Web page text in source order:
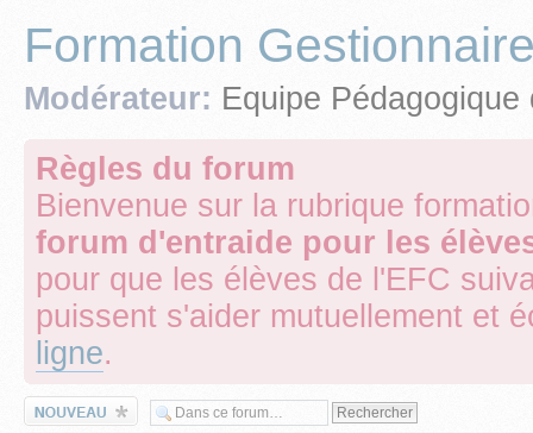
Formation
Modérateur: Equipe Pédagogique
Règles du forum
Bienvenue sur la rubrique
forum d'entraide pour les
pour que les élèves de l'EFC
puissent s'aider mutuellement et
ligne.
Écrire un nouveau
sujet